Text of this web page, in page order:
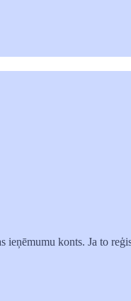
ieņēmumu konts. Ja to